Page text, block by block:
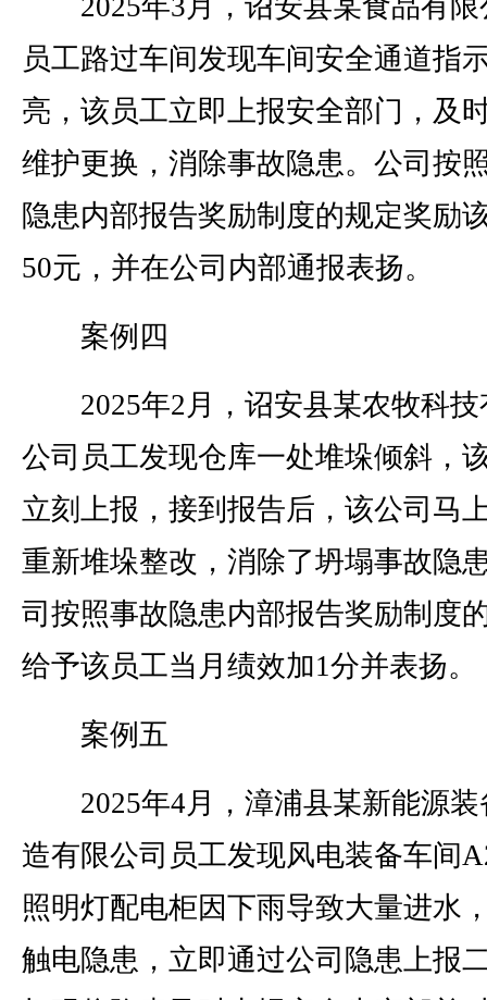
2025年3月，诏安县某食品有限
员工路过车间发现车间安全通道指
亮，该员工立即上报安全部门，及
维护更换，消除事故隐患。公司按
隐患内部报告奖励制度的规定奖励
50元，并在公司内部通报表扬。
案例四
2025年2月，诏安县某农牧科技
公司员工发现仓库一处堆垛倾斜，
立刻上报，接到报告后，该公司马
重新堆垛整改，消除了坍塌事故隐
司按照事故隐患内部报告奖励制度
给予该员工当月绩效加1分并表扬。
案例五
2025年4月，漳浦县某新能源装
造有限公司员工发现风电装备车间
照明灯配电柜因下雨导致大量进水
触电隐患，立即通过公司隐患上报